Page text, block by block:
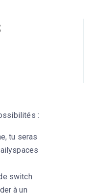
:
tu seras
switch
à un